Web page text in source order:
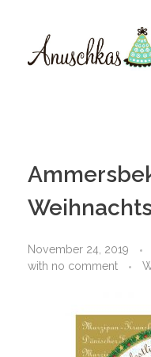
November 24, 2019
with no comment